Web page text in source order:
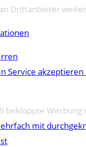
Drittanbieter
Service
bekloppte Werbung
mit
.